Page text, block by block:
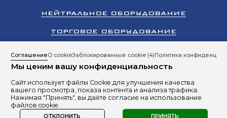
СоглашениеО cookieЗаблокированные cookie (4) Политика
Мы ценим вашу конфиденциальность
Сайт использует файлы Cookie для улучшения качества
вашего просмотра, показа контента и анализа трафика.
Нажимая "Принять", вы даёте согласие на использование
файлов cookie.
ПРИНЯТЬ
ОТКЛОНИТЬ
НЕЙТРАЛЬНОЕ ОБОРУДОВАНИЕ
ТОРГОВОЕ ОБОРУДОВАНИЕ
ПРОМЫШЛЕННЫЙ ХОЛОД
Все права защищены 2026 © ООО «РусПромХолод»
Сайт разработан студиейRBand
Политика в отношении обработки персональных данных